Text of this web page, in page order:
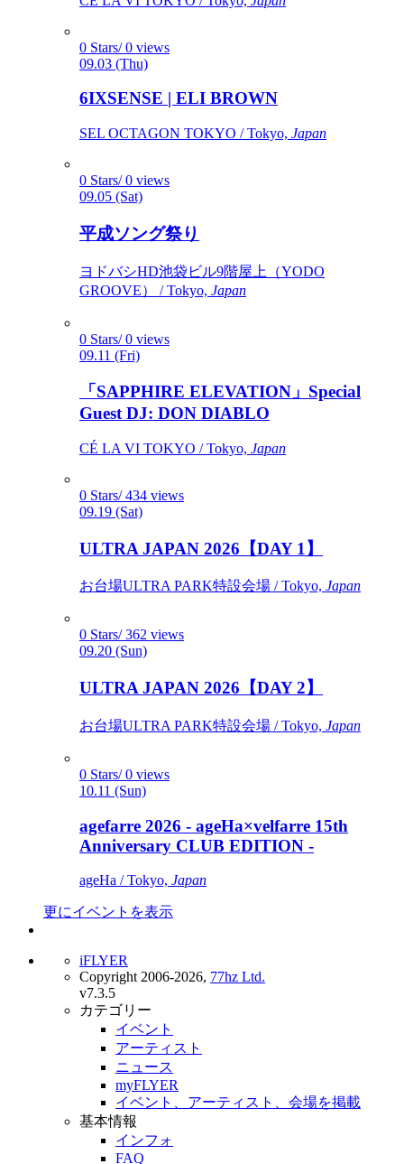
0 Stars/ 0 views
09.03 (Thu)
6IXSENSE | ELI BROWN
SEL OCTAGON TOKYO / Tokyo, Japan
0 Stars/ 0 views
09.05 (Sat)
平成ソング祭り
ヨドバシHD池袋ビル9階屋上（YODO
GROOVE） / Tokyo, Japan
0 Stars/ 0 views
09.11 (Fri)
「SAPPHIRE ELEVATION」Special
Guest DJ: DON DIABLO
CÉ LA VI TOKYO / Tokyo, Japan
0 Stars/ 434 views
09.19 (Sat)
ULTRA JAPAN 2026【DAY 1】
お台場ULTRA PARK特設会場 / Tokyo, Japan
0 Stars/ 362 views
09.20 (Sun)
ULTRA JAPAN 2026【DAY 2】
お台場ULTRA PARK特設会場 / Tokyo, Japan
0 Stars/ 0 views
10.11 (Sun)
agefarre 2026 - ageHa×velfarre 15th
Anniversary CLUB EDITION -
ageHa / Tokyo, Japan
更にイベントを表示
iFLYER
Copyright 2006-2026, 77hz Ltd.
v7.3.5
カテゴリー
イベント
アーティスト
ニュース
myFLYER
イベント、アーティスト、会場を掲載
基本情報
インフォ
FAQ